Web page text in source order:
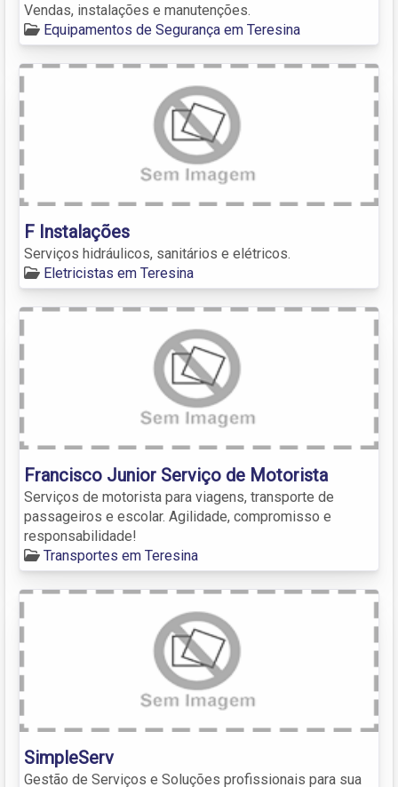
Vendas, instalações e manutenções.
Equipamentos de Segurança em Teresina
F Instalações
Serviços hidráulicos, sanitários e elétricos.
Eletricistas em Teresina
Francisco Junior Serviço de Motorista
Serviços de motorista para viagens, transporte de
passageiros e escolar. Agilidade, compromisso e
responsabilidade!
Transportes em Teresina
SimpleServ
Gestão de Serviços e Soluções profissionais para sua